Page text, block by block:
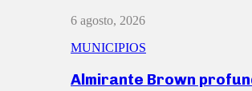
6 agosto, 2026
MUNICIPIOS
Almirante Brown